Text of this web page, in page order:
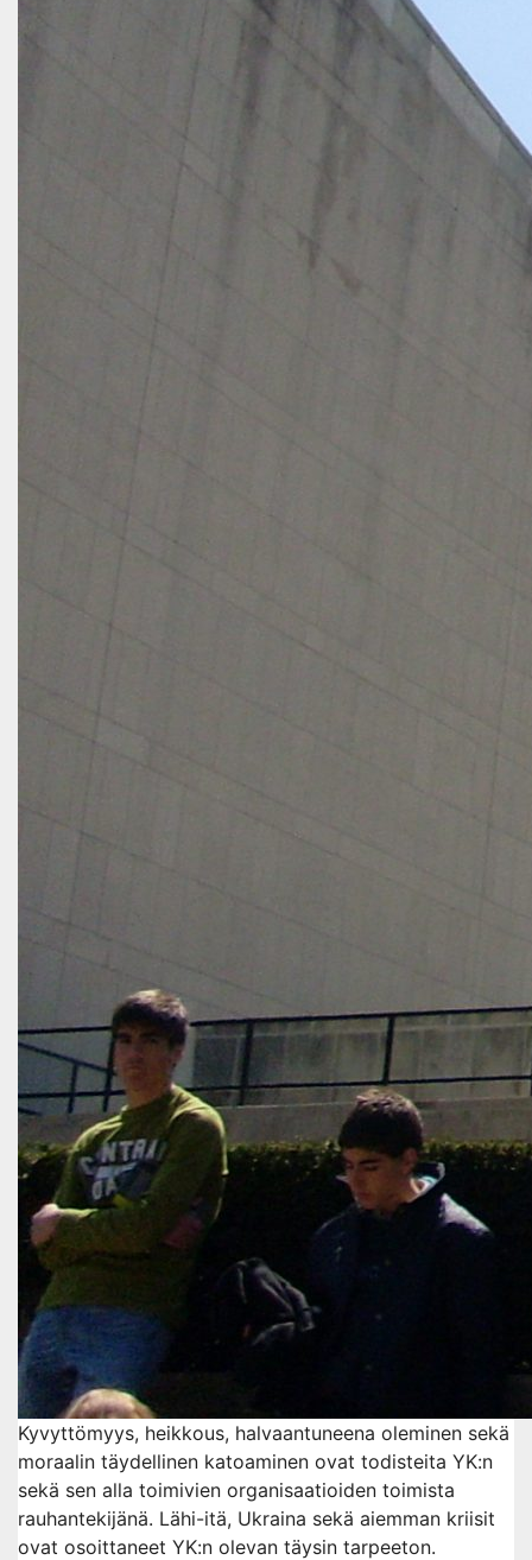
Kyvyttömyys, heikkous, halvaantuneena oleminen sekä
moraalin täydellinen katoaminen ovat todisteita YK:n
sekä sen alla toimivien organisaatioiden toimista
rauhantekijänä. Lähi-itä, Ukraina sekä aiemman kriisit
ovat osoittaneet YK:n olevan täysin tarpeeton.